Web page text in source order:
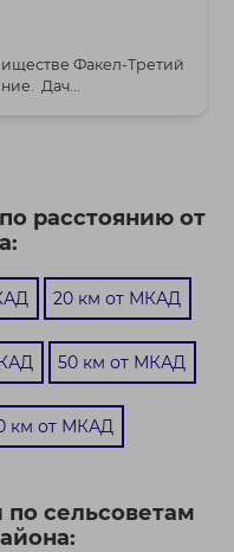
Факел-Третий
Дач...
расстоянию от
20 км от МКАД
50 км от МКАД
км от МКАД
сельсоветам